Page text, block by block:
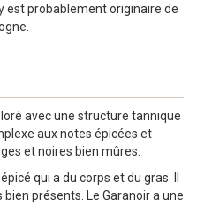
est probablement originaire de
avec une structure tannique
aux notes épicées et
et noires bien mûres.
qui a du corps et du gras. Il
présents. Le Garanoir a une